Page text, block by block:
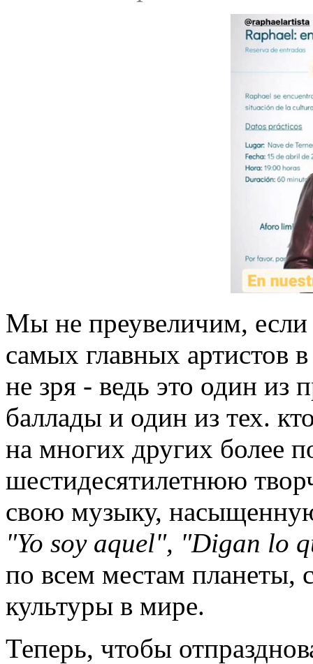
Мы не преувеличим, если
самых главных артистов
не зря - ведь это один из
баллады и один из тех.
на многих других более
шестидесятилетнюю
свою музыку,
"Yo soy aquel", "Digan lo
по всем местам планеты,
культуры в мире.
Теперь, чтобы